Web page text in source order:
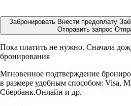
Забронировать Внести предоплату
Отправить запрос
Пока платить не нужно. Сначала
бронирования
Мгновенное подтверждение
в размере удобным способом: Visa,
Сбербанк.Онлайн и др.